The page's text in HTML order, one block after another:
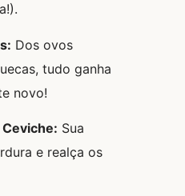
Dos ovos
tudo ganha
novo!
Sua
e realça os